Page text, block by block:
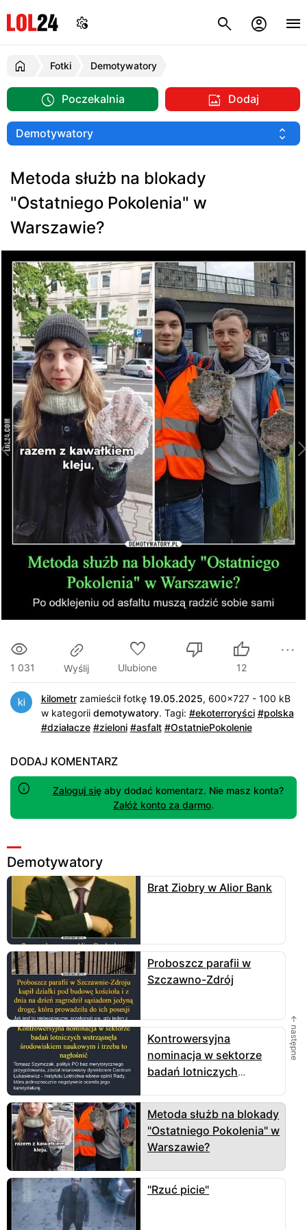
Fotki Demotywatory
Poczekalnia Dodaj
Metoda służb na blokady
"Ostatniego Pokolenia" w
Warszawie?
1 031 Wyślij Ulubione 12
kilometrzamieścił fotkę 19.05.2025, 600x727 - 100 kB
w kategorii demotywatory. Tagi: #ekoterroryści #polska
#działacze #zieloni #asfalt #OstatniePokolenie
DODAJ KOMENTARZ
Zaloguj sięaby dodać komentarz. Nie masz konta?
Załóż konto za darmo.
Demotywatory
Brat Ziobry w Alior Bank
Proboszcz parafii w
Szczawno-Zdrój
Kontrowersyjna
nominacja w sektorze
badań lotniczych
środowiskiem naukowym
i trzeba to nagłośnić
Metoda służb na blokady
"Ostatniego Pokolenia" w
Warszawie?
"Rzuć picie"
← następne